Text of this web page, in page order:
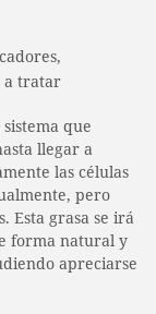
que
llegar a
las células
pero
Esta grasa se irá
forma natural y
apreciarse